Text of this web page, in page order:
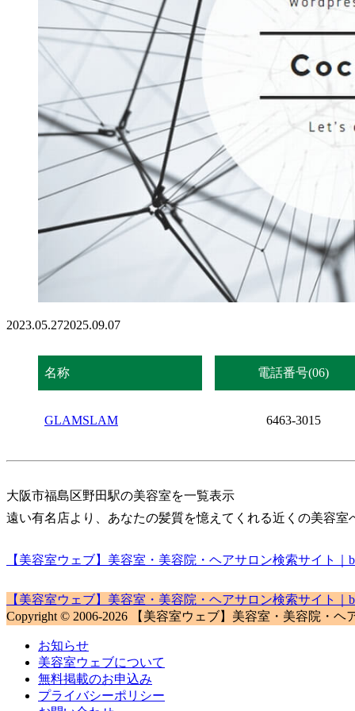
2023.05.272025.09.07
名称 電話番号(06)
GLAMSLAM 6463-3015
大阪市福島区野田駅の美容室を一覧表示
遠い有名店より、あなたの髪質を憶えてくれる近くの美容室
【美容室ウェブ】美容室・美容院・ヘアサロン検索サイト｜
【美容室ウェブ】美容室・美容院・ヘアサロン検索サイト｜
Copyright © 2006-2026 【美容室ウェブ】美容室・美容院・ヘ
お知らせ
美容室ウェブについて
無料掲載のお申込み
プライバシーポリシー